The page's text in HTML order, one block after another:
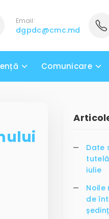
Email:
dgpdc@cmc.md
Comunicare
Date
iulie
Noile
de